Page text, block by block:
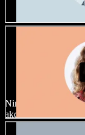
Nincs két egyforma
akcentus közül, és